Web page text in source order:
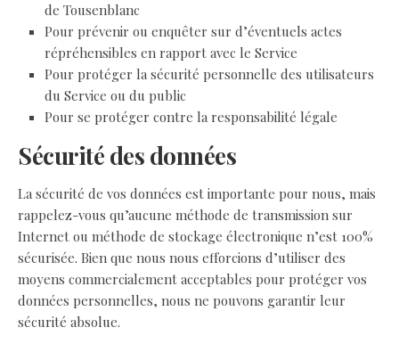
de Tousenblanc
Pour prévenir ou enquêter sur d’éventuels actes
répréhensibles en rapport avec le Service
Pour protéger la sécurité personnelle des utilisateurs
du Service ou du public
Pour se protéger contre la responsabilité légale
Sécurité des données
La sécurité de vos données est importante pour nous, mais
rappelez-vous qu’aucune méthode de transmission sur
Internet ou méthode de stockage électronique n’est 100%
sécurisée. Bien que nous nous efforcions d’utiliser des
moyens commercialement acceptables pour protéger vos
données personnelles, nous ne pouvons garantir leur
sécurité absolue.